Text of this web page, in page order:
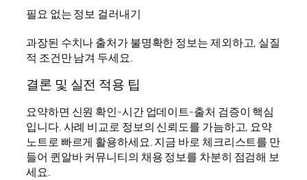
필요 없는 정보 걸러내기
과장된 수치나 출처가 불명확한 정보는 제외하고, 실질
적 조건만 남겨 두세요.
결론 및 실전 적용 팁
요약하면 신원 확인-시간 업데이트-출처 검증이 핵심
입니다. 사례 비교로 정보의 신뢰도를 가늠하고, 요약
노트로 빠르게 활용하세요. 지금 바로 체크리스트를 만
들어 퀸알바 커뮤니티의 채용 정보를 차분히 점검해 보
세요.